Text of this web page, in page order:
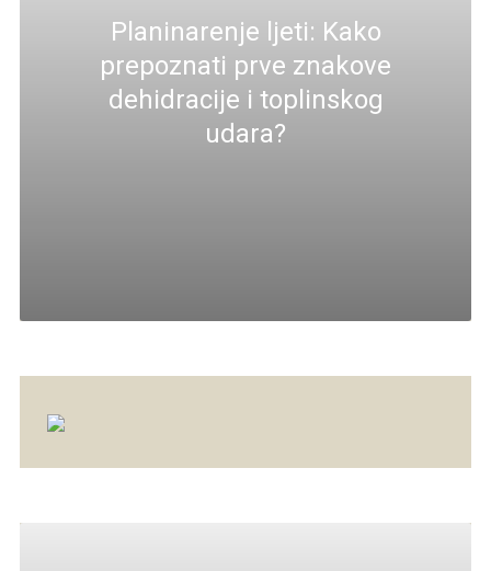
Planinarenje ljeti: Kako
prepoznati prve znakove
dehidracije i toplinskog
udara?